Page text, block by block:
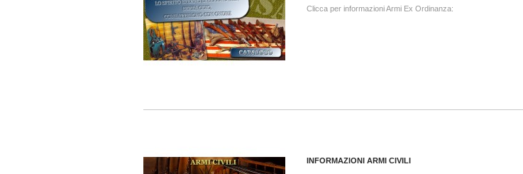
Clicca per informazioni Armi Ex Ordinanza:
INFORMAZIONI ARMI CIVILI